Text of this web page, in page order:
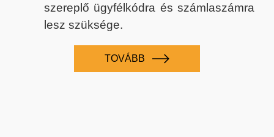
szereplő ügyfélkódra és számlaszámra
lesz szüksége.
TOVÁBB